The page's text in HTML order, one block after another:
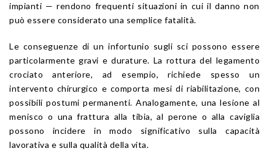
impianti — rendono frequenti situazioni in cui il danno non
può essere considerato una semplice fatalità.
Le conseguenze di un infortunio sugli sci possono essere
particolarmente gravi e durature. La rottura del legamento
crociato anteriore, ad esempio, richiede spesso un
intervento chirurgico e comporta mesi di riabilitazione, con
possibili postumi permanenti. Analogamente, una lesione al
menisco o una frattura alla tibia, al perone o alla caviglia
possono incidere in modo significativo sulla capacità
lavorativa e sulla qualità della vita.